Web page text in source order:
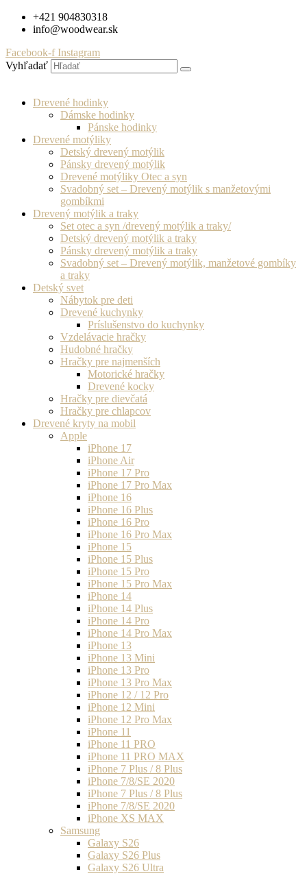
Preskočiť+421 904830318
info@woodwear.sk
Facebook-f Instagram
Vyhľadať
Drevené hodinky
Dámske hodinky
Pánske hodinky
Drevené motýliky
Detský drevený motýlik
Pánsky drevený motýlik
Drevené motýliky Otec a syn
Svadobný set – Drevený motýlik s manžetovými
gombíkmi
Drevený motýlik a traky
Set otec a syn /drevený motýlik a traky/
Detský drevený motýlik a traky
Pánsky drevený motýlik a traky
Svadobný set – Drevený motýlik, manžetové gombíky
a traky
Detský svet
Nábytok pre deti
Drevené kuchynky
Príslušenstvo do kuchynky
Vzdelávacie hračky
Hudobné hračky
Hračky pre najmenších
Motorické hračky
Drevené kocky
Hračky pre dievčatá
Hračky pre chlapcov
Drevené kryty na mobil
Apple
iPhone 17
iPhone Air
iPhone 17 Pro
iPhone 17 Pro Max
iPhone 16
iPhone 16 Plus
iPhone 16 Pro
iPhone 16 Pro Max
iPhone 15
iPhone 15 Plus
iPhone 15 Pro
iPhone 15 Pro Max
iPhone 14
iPhone 14 Plus
iPhone 14 Pro
iPhone 14 Pro Max
iPhone 13
iPhone 13 Mini
iPhone 13 Pro
iPhone 13 Pro Max
iPhone 12 / 12 Pro
iPhone 12 Mini
iPhone 12 Pro Max
iPhone 11
iPhone 11 PRO
iPhone 11 PRO MAX
iPhone 7 Plus / 8 Plus
iPhone 7/8/SE 2020
iPhone 7 Plus / 8 Plus
iPhone 7/8/SE 2020
iPhone XS MAX
Samsung
Galaxy S26
Galaxy S26 Plus
Galaxy S26 Ultra